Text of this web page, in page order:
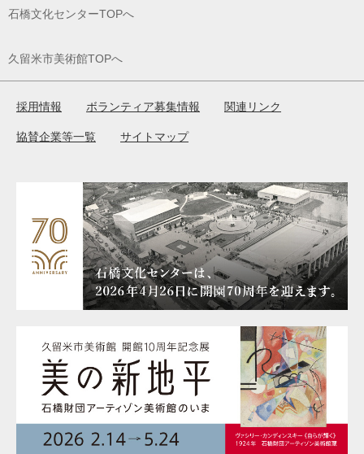
石橋文化センターTOPへ
久留米市美術館TOPへ
採用情報 ボランティア募集情報 関連リンク
協賛企業等一覧 サイトマップ